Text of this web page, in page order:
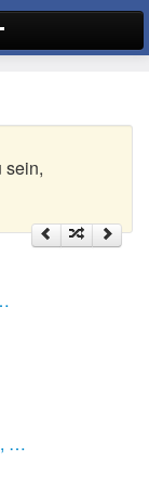
sein,
…